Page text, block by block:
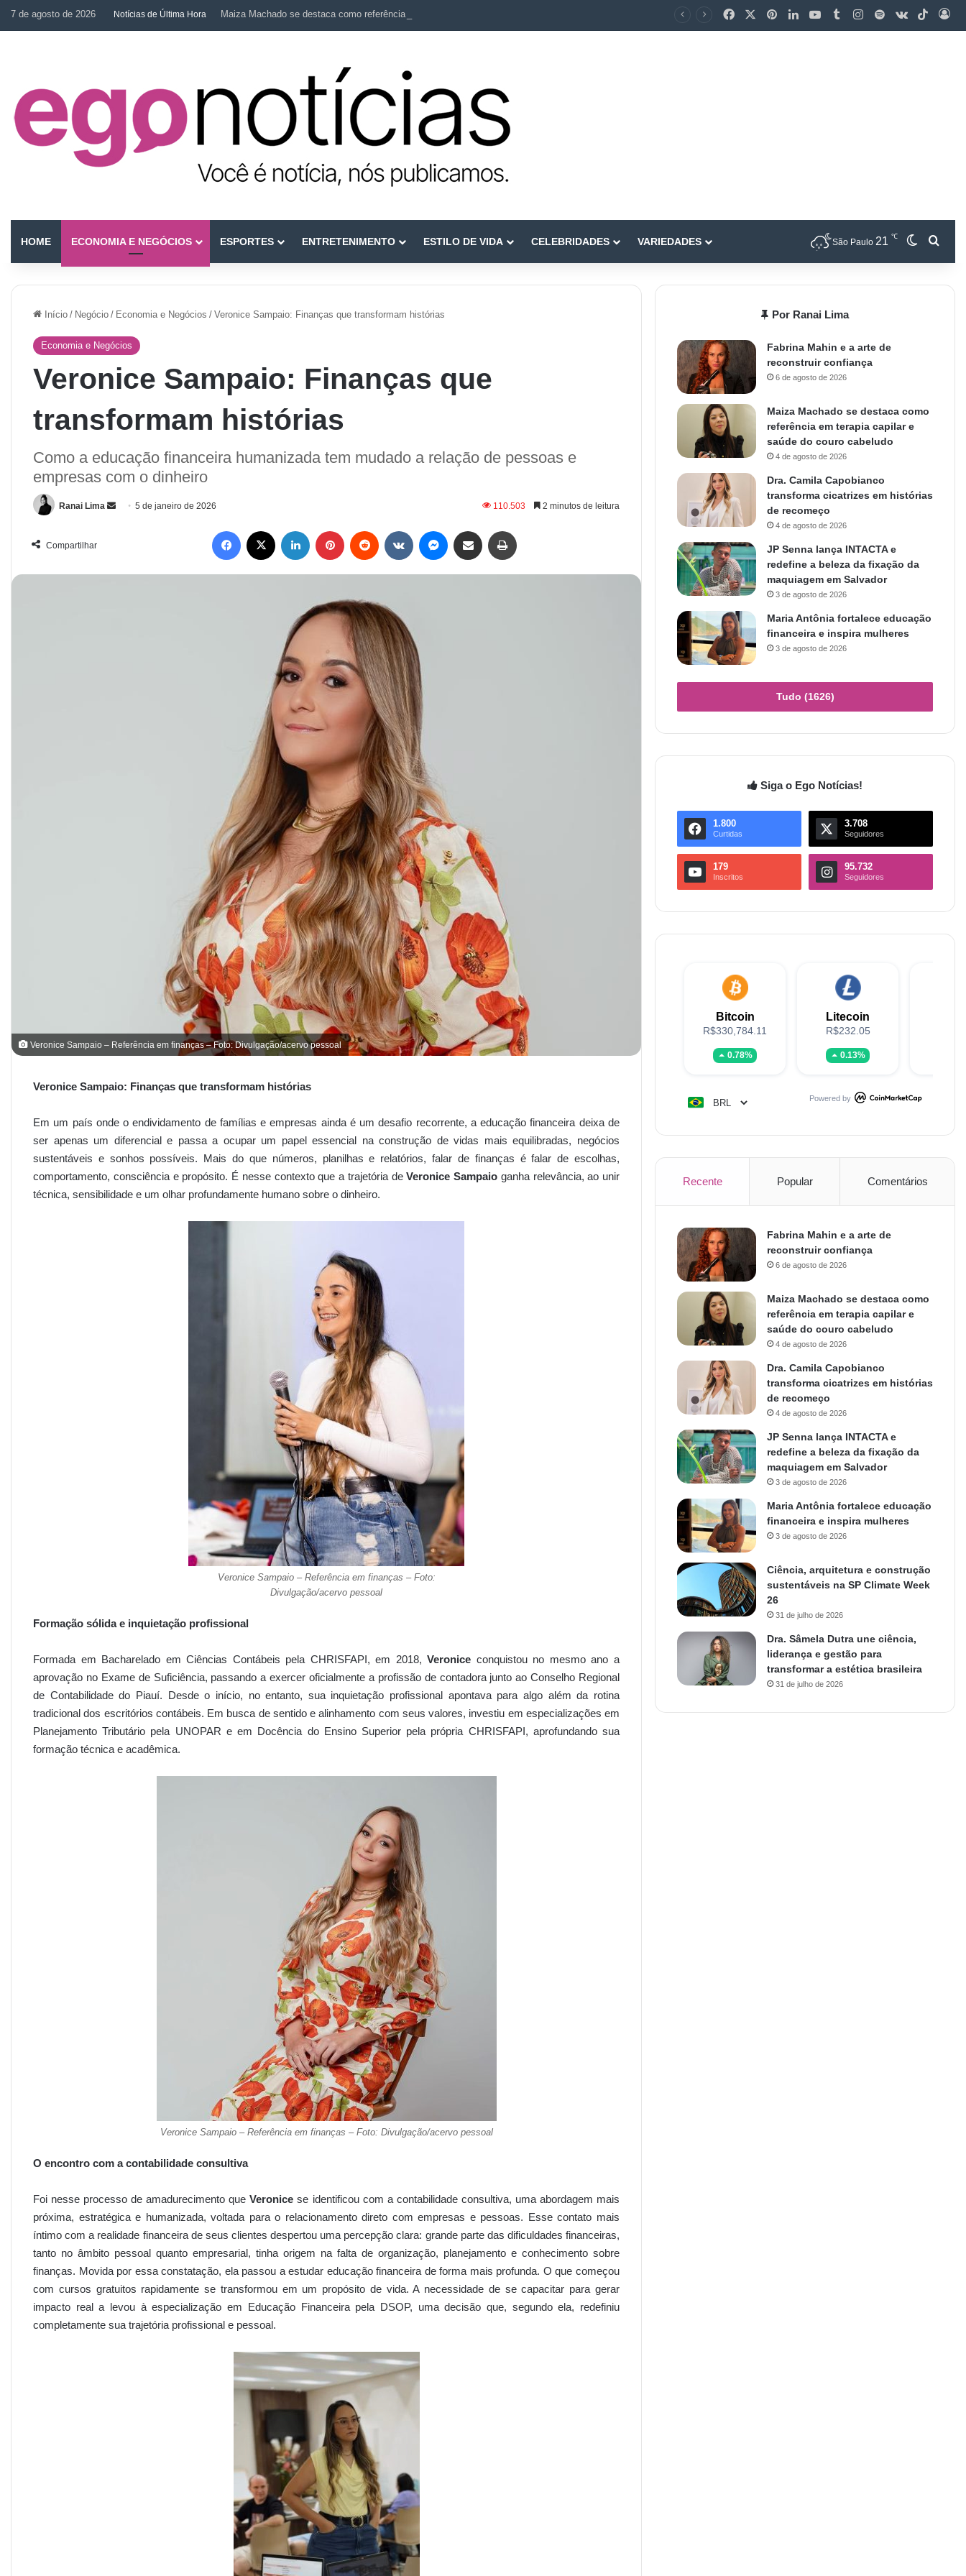
7 de agosto de 2026 Notícias de Última Hora Maiza Machado se destaca como referência em terapia capilar e saúde do couro cabeludo
HOME ECONOMIA E NEGÓCIOS ESPORTES ENTRETENIMENTO ESTILO DE VIDA CELEBRIDADES VARIEDADES São Paulo 21 ℃
Início / Negócio / Economia e Negócios / Veronice Sampaio: Finanças que transformam histórias
Economia e Negócios
Veronice Sampaio: Finanças que
transformam histórias
Como a educação financeira humanizada tem mudado a relação de pessoas e
empresas com o dinheiro
Ranai Lima 5 de janeiro de 2026 110.503 2 minutos de leitura
Compartilhar
Veronice Sampaio – Referência em finanças – Foto: Divulgação/acervo pessoal
Veronice Sampaio: Finanças que transformam histórias
Em um país onde o endividamento de famílias e empresas ainda é um desafio recorrente, a educação financeira deixa de
ser apenas um diferencial e passa a ocupar um papel essencial na construção de vidas mais equilibradas, negócios
sustentáveis e sonhos possíveis. Mais do que números, planilhas e relatórios, falar de finanças é falar de escolhas,
comportamento, consciência e propósito. É nesse contexto que a trajetória deVeronice Sampaio ganha relevância, ao unir
técnica, sensibilidade e um olhar profundamente humano sobre o dinheiro.
Veronice Sampaio – Referência em finanças – Foto:
Divulgação/acervo pessoal
Formação sólida e inquietação profissional
Formada em Bacharelado em Ciências Contábeis pela CHRISFAPI, em 2018,Veronice conquistou no mesmo ano a
aprovação no Exame de Suficiência, passando a exercer oficialmente a profissão de contadora junto ao Conselho Regional
de Contabilidade do Piauí. Desde o início, no entanto, sua inquietação profissional apontava para algo além da rotina
tradicional dos escritórios contábeis. Em busca de sentido e alinhamento com seus valores, investiu em especializações em
Planejamento Tributário pela UNOPAR e em Docência do Ensino Superior pela própria CHRISFAPI, aprofundando sua
formação técnica e acadêmica.
Veronice Sampaio – Referência em finanças – Foto: Divulgação/acervo pessoal
O encontro com a contabilidade consultiva
Foi nesse processo de amadurecimento queVeronice se identificou com a contabilidade consultiva, uma abordagem mais
próxima, estratégica e humanizada, voltada para o relacionamento direto com empresas e pessoas. Esse contato mais
íntimo com a realidade financeira de seus clientes despertou uma percepção clara: grande parte das dificuldades financeiras,
tanto no âmbito pessoal quanto empresarial, tinha origem na falta de organização, planejamento e conhecimento sobre
finanças. Movida por essa constatação, ela passou a estudar educação financeira de forma mais profunda. O que começou
com cursos gratuitos rapidamente se transformou em um propósito de vida. A necessidade de se capacitar para gerar
impacto real a levou à especialização em Educação Financeira pela DSOP, uma decisão que, segundo ela, redefiniu
completamente sua trajetória profissional e pessoal.
Por Ranai Lima
Fabrina Mahin e a arte de
reconstruir confiança
6 de agosto de 2026
Maiza Machado se destaca como
referência em terapia capilar e
saúde do couro cabeludo
4 de agosto de 2026
Dra. Camila Capobianco
transforma cicatrizes em histórias
de recomeço
4 de agosto de 2026
JP Senna lança INTACTA e
redefine a beleza da fixação da
maquiagem em Salvador
3 de agosto de 2026
Maria Antônia fortalece educação
financeira e inspira mulheres
3 de agosto de 2026
Tudo (1626)
Siga o Ego Notícias!
1.800
Curtidas
3.708
Seguidores
179
Inscritos
95.732
Seguidores
Bitcoin
R$330,784.11
0.78%
Litecoin
R$232.05
0.13%
Powered by
Recente Popular Comentários
Fabrina Mahin e a arte de
reconstruir confiança
6 de agosto de 2026
Maiza Machado se destaca como
referência em terapia capilar e
saúde do couro cabeludo
4 de agosto de 2026
Dra. Camila Capobianco
transforma cicatrizes em histórias
de recomeço
4 de agosto de 2026
JP Senna lança INTACTA e
redefine a beleza da fixação da
maquiagem em Salvador
3 de agosto de 2026
Maria Antônia fortalece educação
financeira e inspira mulheres
3 de agosto de 2026
Ciência, arquitetura e construção
sustentáveis na SP Climate Week
26
31 de julho de 2026
Dra. Sâmela Dutra une ciência,
liderança e gestão para
transformar a estética brasileira
31 de julho de 2026